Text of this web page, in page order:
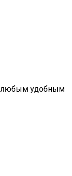
любым удобным